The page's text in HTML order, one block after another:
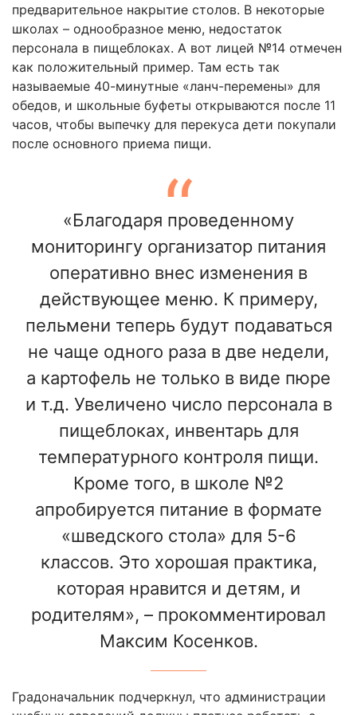
предварительное накрытие столов. В некоторые
школах – однообразное меню, недостаток
персонала в пищеблоках. А вот лицей №14 отмечен
как положительный пример. Там есть так
называемые 40-минутные «ланч-перемены» для
обедов, и школьные буфеты открываются после 11
часов, чтобы выпечку для перекуса дети покупали
после основного приема пищи.
«Благодаря проведенному
мониторингу организатор питания
оперативно внес изменения в
действующее меню. К примеру,
пельмени теперь будут подаваться
не чаще одного раза в две недели,
а картофель не только в виде пюре
и т.д. Увеличено число персонала в
пищеблоках, инвентарь для
температурного контроля пищи.
Кроме того, в школе №2
апробируется питание в формате
«шведского стола» для 5-6
классов. Это хорошая практика,
которая нравится и детям, и
родителям», – прокомментировал
Максим Косенков.
Градоначальник подчеркнул, что администрации